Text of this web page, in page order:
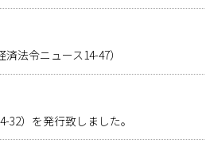
法令ニュース14-47）
32）を発行致しました。